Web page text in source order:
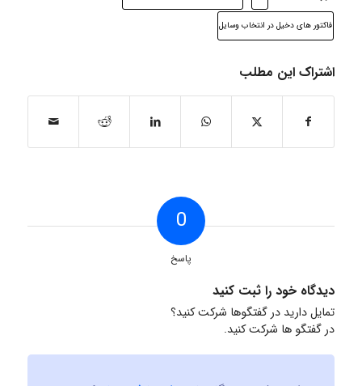
فاکتور های دخیل در انتخاب وسایل
اشتراک این مطلب
0
پاسخ
دیدگاه خود را ثبت کنید
تمایل دارید در گفتگوها شرکت کنید؟
در گفتگو ها شرکت کنید.